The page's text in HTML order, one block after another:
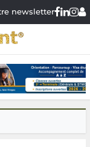
newsletter